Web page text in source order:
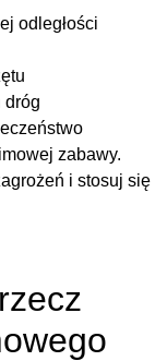
odległości
dróg
zabawy.
i stosuj się